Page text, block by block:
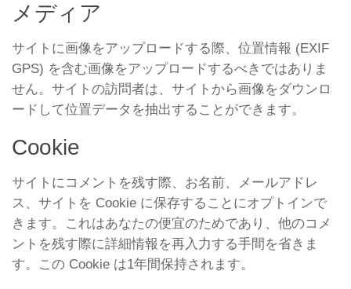
メディア
サイトに画像をアップロードする際、位置情報 (EXIF
GPS) を含む画像をアップロードするべきではありま
せん。サイトの訪問者は、サイトから画像をダウンロ
ードして位置データを抽出することができます。
Cookie
サイトにコメントを残す際、お名前、メールアドレ
ス、サイトを Cookie に保存することにオプトインで
きます。これはあなたの便宜のためであり、他のコメ
ントを残す際に詳細情報を再入力する手間を省きま
す。この Cookie は1年間保持されます。